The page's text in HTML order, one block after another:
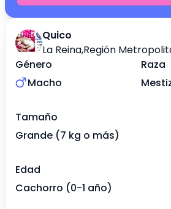
Quico
La Reina,Región
Género
Macho
Raza
Tamaño
Grande (7 kg o más)
Edad
Cachorro (0-1 año)